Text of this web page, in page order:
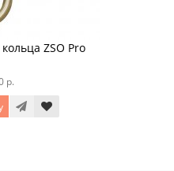
ZSO Pro
р.